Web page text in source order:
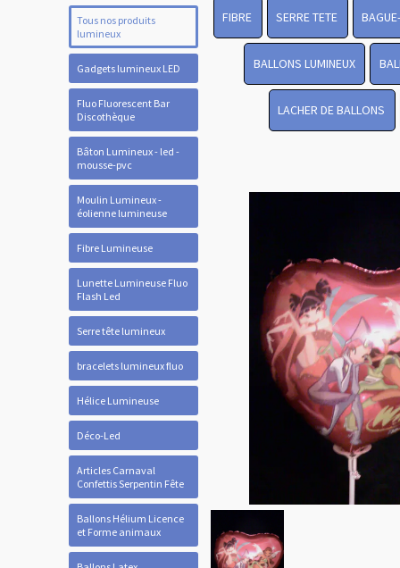
Tous nos produits
lumineux
Gadgets lumineux LED
Fluo Fluorescent Bar
Discothèque
Bâton Lumineux - led -
mousse-pvc
Moulin Lumineux -
éolienne lumineuse
Fibre Lumineuse
Lunette Lumineuse Fluo
Flash Led
Serre tête lumineux
bracelets lumineux fluo
Hélice Lumineuse
Déco-Led
Articles Carnaval
Confettis Serpentin Fête
Ballons Hélium Licence
et Forme animaux
FIBRE SERRE TETE
BALLONS LUMINEUX
LACHER DE BALLONS